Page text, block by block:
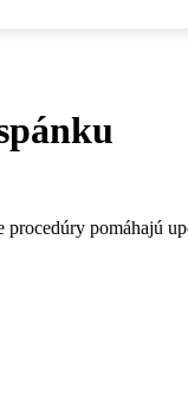
procedúry pomáhajú